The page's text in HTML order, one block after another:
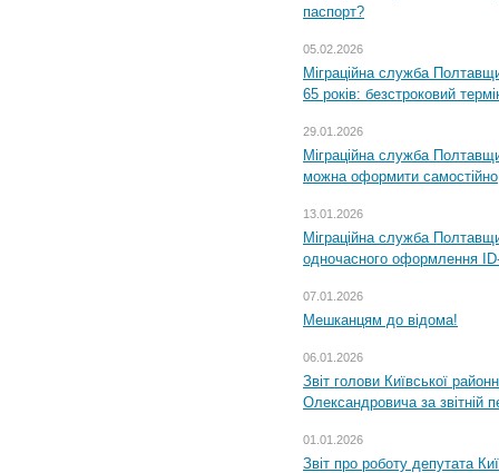
паспорт?
05.02.2026
Міграційна служба
65 років: безстроковий
29.01.2026
Міграційна служба
можна оформити самостійно
13.01.2026
Міграційна служба
одночасного оформлення
07.01.2026
Мешканцям до відома!
06.01.2026
Звіт голови Київської
Олександровича за звітній
01.01.2026
Звіт про роботу депутата